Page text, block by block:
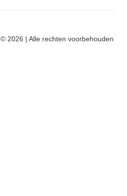
© 2026 | Alle rechten voorbehouden